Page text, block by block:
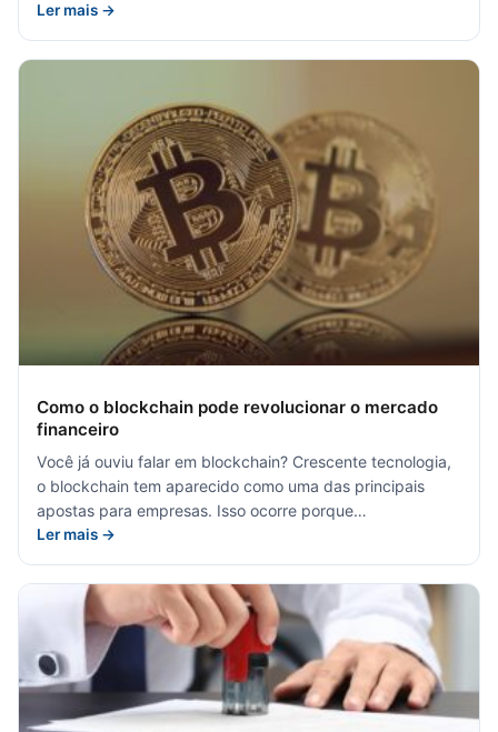
Ler mais →
Como o blockchain pode revolucionar o mercado
financeiro
Você já ouviu falar em blockchain? Crescente tecnologia,
o blockchain tem aparecido como uma das principais
apostas para empresas. Isso ocorre porque…
Ler mais →